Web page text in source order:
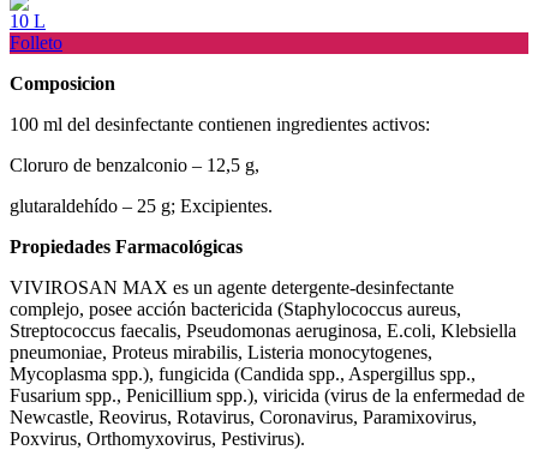
10 L
Folleto
Composicion
100 ml del desinfectante contienen ingredientes activos:
Cloruro de benzalconio – 12,5 g,
glutaraldehído – 25 g; Excipientes.
Propiedades Farmacológicas
VIVIROSAN MAX es un agente detergente-desinfectante
complejo, posee acción bactericida (Staphylococcus aureus,
Streptococcus faecalis, Pseudomonas aeruginosa, E.coli, Klebsiella
pneumoniae, Proteus mirabilis, Listeria monocytogenes,
Mycoplasma spp.), fungicida (Candida spp., Aspergillus spp.,
Fusarium spp., Penicillium spp.), viricida (virus de la enfermedad de
Newcastle, Reovirus, Rotavirus, Coronavirus, Paramixovirus,
Poxvirus, Orthomyxovirus, Pestivirus).